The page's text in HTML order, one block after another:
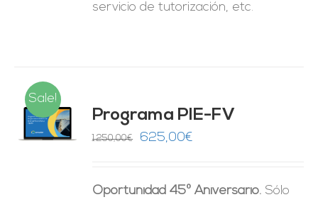
servicio de tutorización, etc.
Sale!
Programa PIE-FV
1.250,00€
El
era:
625,00€
es:
Oportunidad 45º Aniversario. Sólo